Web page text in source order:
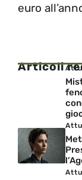
euro
Articoli